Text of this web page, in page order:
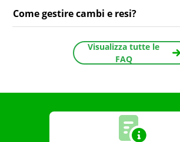
Come gestire cambi e resi?
Visualizza tutte le
FAQ